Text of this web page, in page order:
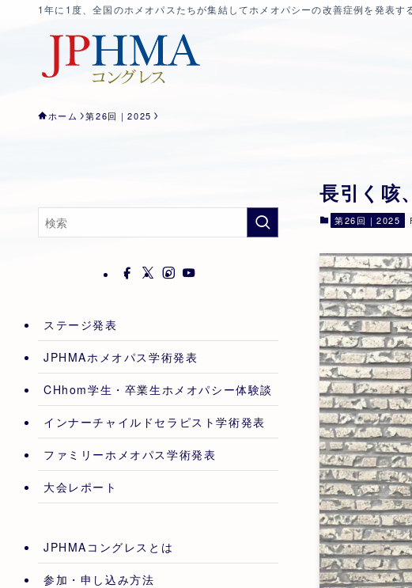
1年に1度、全国のホメオパスたちが集結してホメオパシーの改善症例を発表す
ホーム 第26回｜2025
長引く咳
第26回｜2025
ステージ発表
JPHMAホメオパス学術発表
CHhom学生・卒業生ホメオパシー体験談
インナーチャイルドセラピスト学術発表
ファミリーホメオパス学術発表
大会レポート
JPHMAコングレスとは
参加・申し込み方法